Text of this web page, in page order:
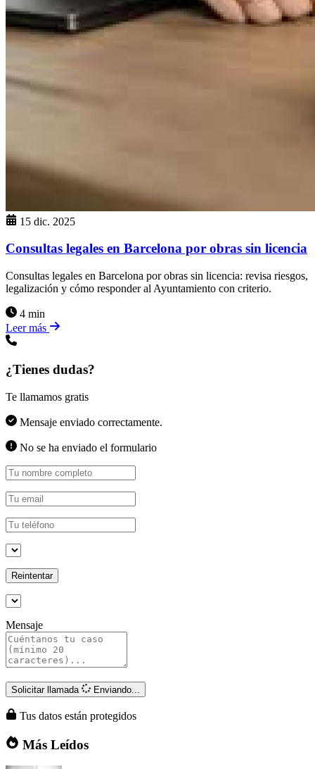
15 dic. 2025
Consultas legales en Barcelona por obras sin licencia
Consultas legales en Barcelona por obras sin licencia: revisa riesgos,
legalización y cómo responder al Ayuntamiento con criterio.
4 min
Leer más
¿Tienes dudas?
Te llamamos gratis
Mensaje enviado correctamente.
No se ha enviado el formulario
Reintentar
Mensaje
Solicitar llamada Enviando...
Tus datos están protegidos
Más Leídos